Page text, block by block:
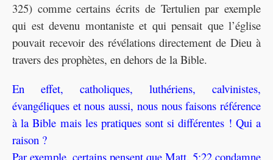
325) comme certains écrits de Tertulien par exemple
qui est devenu montaniste et qui pensait que l’église
pouvait recevoir des révélations directement de Dieu à
travers des prophètes, en dehors de la Bible.
En effet, catholiques, luthériens, calvinistes,
évangéliques et nous aussi, nous nous faisons référence
à la Bible mais les pratiques sont si différentes ! Qui a
raison ?
Par exemple, certains pensent que Matt. 5:22 condamne